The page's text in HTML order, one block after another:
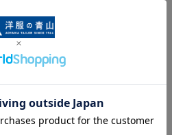
ECOBLUE』を使用しています。
ム)》 (当社比)
色味やサイズ等の仕様に変更が
予めご了承ください。